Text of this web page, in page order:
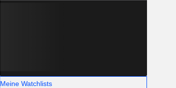
Meine Watchlists